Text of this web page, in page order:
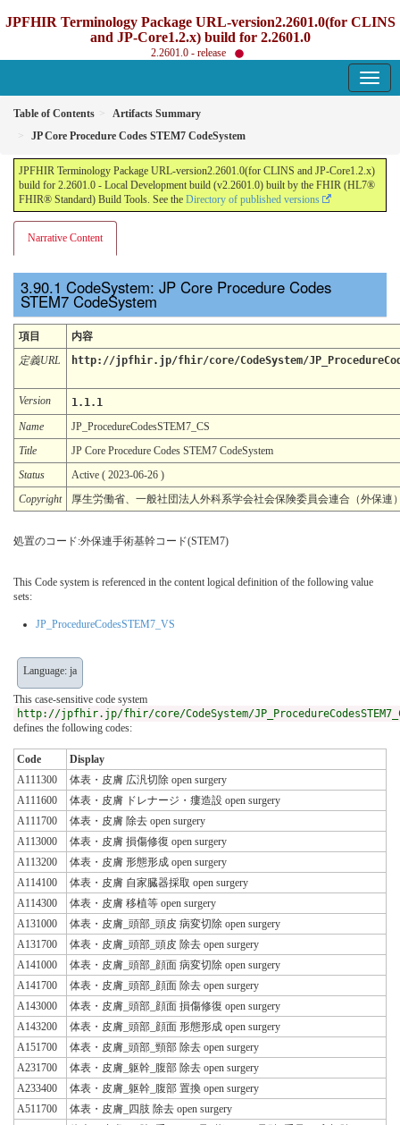
JPFHIR Terminology Package URL-version2.2601.0(for CLINS
and JP-Core1.2.x) build for 2.2601.0
2.2601.0 - release
Table of Contents
Artifacts Summary
JP Core Procedure Codes STEM7 CodeSystem
JPFHIR Terminology Package URL-version2.2601.0(for CLINS and JP-Core1.2.x)
build for 2.2601.0 - Local Development build (v2.2601.0) built by the FHIR (HL7®
FHIR® Standard) Build Tools. See the Directory of published versions
Narrative Content
CodeSystem: JP Core Procedure Codes
STEM7 CodeSystem
項目
内容
定義URL
http://jpfhir.jp/fhir/core/CodeSystem/
Version
1.1.1
Name
JP_ProcedureCodesSTEM7_CS
Title
JP Core Procedure Codes STEM7 CodeSystem
Status
Active ( 2023-06-26 )
Copyright
厚生労働省、一般社団法人外科系学会社会保険委員会連合（外保連
処置のコード:外保連手術基幹コード(STEM7)
This Code system is referenced in the content logical definition of the following value
sets:
JP_ProcedureCodesSTEM7_VS
Language: ja
This case-sensitive code system
http://jpfhir.jp/fhir/core/CodeSystem/
defines the following codes:
Code
Display
A111300
体表・皮膚 広汎切除 open surgery
A111600
体表・皮膚 ドレナージ・瘻造設 open surgery
A111700
体表・皮膚 除去 open surgery
A113000
体表・皮膚 損傷修復 open surgery
A113200
体表・皮膚 形態形成 open surgery
A114100
体表・皮膚 自家臓器採取 open surgery
A114300
体表・皮膚 移植等 open surgery
A131000
体表・皮膚_頭部_頭皮 病変切除 open surgery
A131700
体表・皮膚_頭部_頭皮 除去 open surgery
A141000
体表・皮膚_頭部_顔面 病変切除 open surgery
A141700
体表・皮膚_頭部_顔面 除去 open surgery
A143000
体表・皮膚_頭部_顔面 損傷修復 open surgery
A143200
体表・皮膚_頭部_顔面 形態形成 open surgery
A151700
体表・皮膚_頭部_頸部 除去 open surgery
A231700
体表・皮膚_躯幹_腹部 除去 open surgery
A233400
体表・皮膚_躯幹_腹部 置換 open surgery
A511700
体表・皮膚_四肢 除去 open surgery